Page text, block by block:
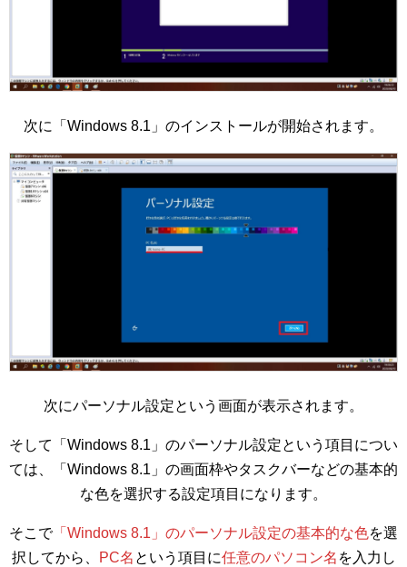
次に「Windows 8.1」のインストールが開始されます。
次にパーソナル設定という画面が表示されます。
そして「Windows 8.1」のパーソナル設定という項目につい
ては、「Windows 8.1」の画面枠やタスクバーなどの基本的
な色を選択する設定項目になります。
そこで「Windows 8.1」のパーソナル設定の基本的な色を選
択してから、
PC名 という項目に任意のパソコン名 を入力し